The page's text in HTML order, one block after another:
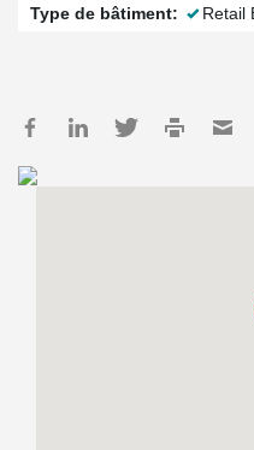
Type de bâtiment: Retail